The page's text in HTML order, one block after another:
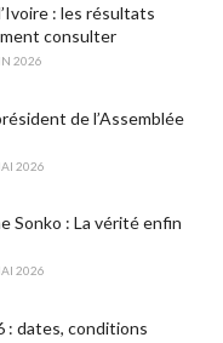
: les résultats
consulter
2026
de l’Assemblée
2026
Sonko : La vérité enfin
2026
: dates, conditions